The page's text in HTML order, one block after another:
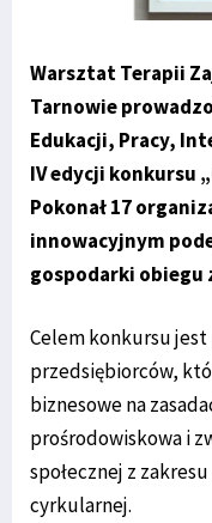
Warsztat Terapii
Tarnowie
Edukacji, Pracy,
IV edycji konkursu
Pokonał 17
innowacyjnym
gospodarki obiegu
Celem konkursu
przedsiębiorców,
biznesowe na
prośrodowiskowa i
społecznej z
cyrkularnej.